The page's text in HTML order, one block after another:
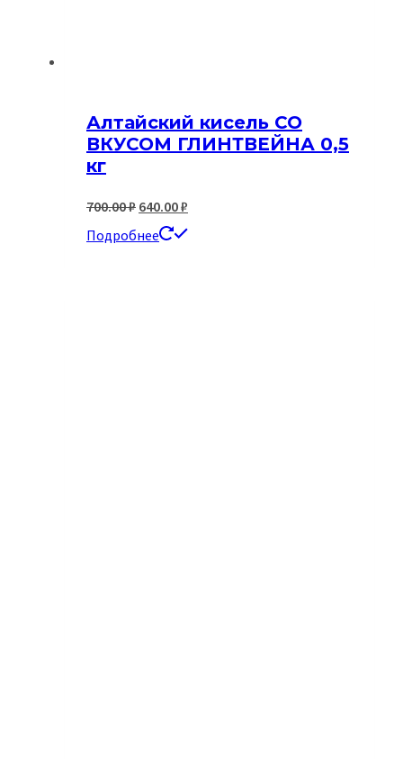
Алтайский кисель СО
ВКУСОМ ГЛИНТВЕЙНА 0,5
кг
700.00₽ Первоначальная
цена
640.00₽
цена:
Подробнее